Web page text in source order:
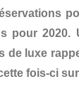
pour 2020.
de luxe
fois-ci sur